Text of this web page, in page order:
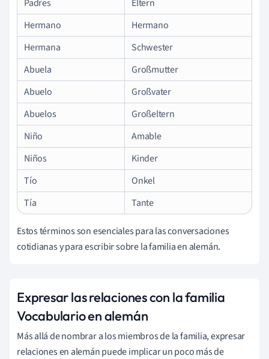
Padres
Eltern
Hermano
Hermano
Hermana
Schwester
Abuela
Großmutter
Abuelo
Großvater
Abuelos
Großeltern
Niño
Amable
Niños
Kinder
Tío
Onkel
Tía
Tante
Estos términos son esenciales para las conversaciones
cotidianas y para escribir sobre la familia en alemán.
Expresar las relaciones con la familia
Vocabulario en alemán
Más allá de nombrar a los miembros de la familia, expresar
relaciones en alemán puede implicar un poco más de